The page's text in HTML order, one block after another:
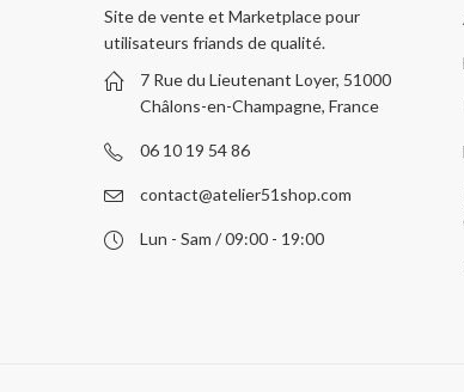
Site de vente et Marketplace pour
utilisateurs friands de qualité.
7 Rue du Lieutenant Loyer, 51000
Châlons-en-Champagne, France
06 10 19 54 86
contact@atelier51shop.com
Lun - Sam / 09:00 - 19:00